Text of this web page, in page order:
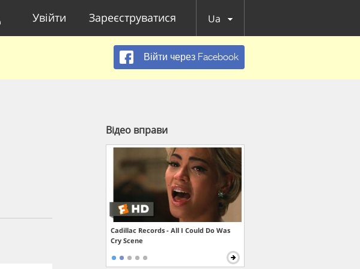
Увійти Зареєструватися Ua
Війти через Facebook
Відео вправи
Cadillac Records - All I Could Do Was
Cry Scene